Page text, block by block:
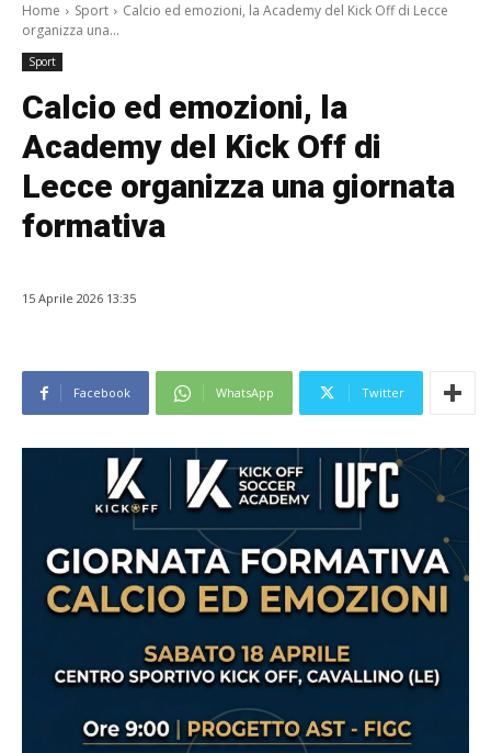
Home Sport
Calcio ed emozioni, la Academy del Kick Off di Lecce
organizza una...
Sport
Calcio ed emozioni, la
Academy del Kick Off di
Lecce organizza una giornata
formativa
15 Aprile 2026 13:35
Facebook WhatsApp Twitter